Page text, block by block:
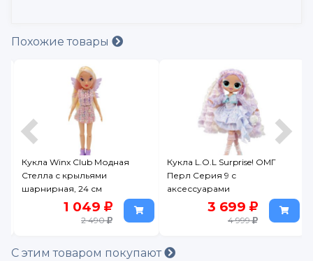
Похожие товары
Кукла Winx Club Модная
Стелла с крыльями
шарнирная, 24 см
1 049
2 490
Кукла L.O.L Surprise! ОМГ
Перл Серия 9 с
аксессуарами
3 699
4 999
С этим товаром покупают